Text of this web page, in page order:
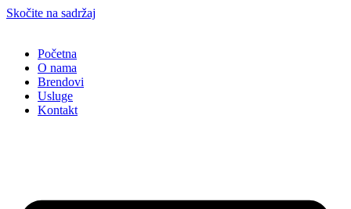
Skočite na sadržaj
Početna
O nama
Brendovi
Usluge
Kontakt